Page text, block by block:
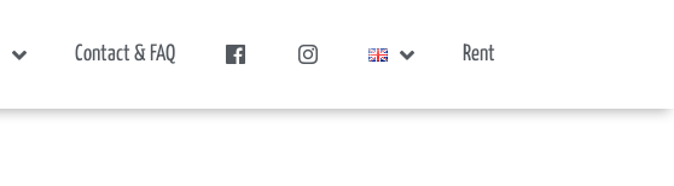
Contact & FAQ Rent